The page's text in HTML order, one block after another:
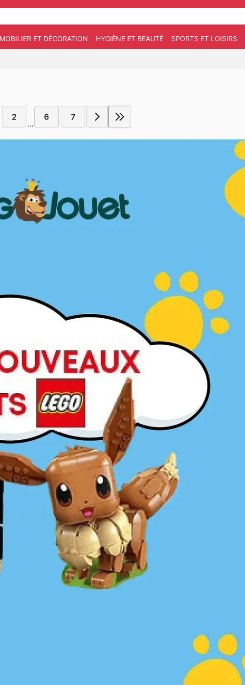
MOBILIER ET DÉCORATION HYGIÈNE ET BEAUTÉ SPORTS ET LOISIRS
2
...
6 7